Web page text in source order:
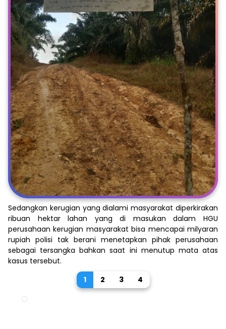
Sedangkan kerugian yang dialami masyarakat diperkirakan
ribuan hektar lahan yang di masukan dalam HGU
perusahaan kerugian masyarakat bisa mencapai milyaran
rupiah polisi tak berani menetapkan pihak perusahaan
sebagai tersangka bahkan saat ini menutup mata atas
kasus tersebut.
1
2 3 4